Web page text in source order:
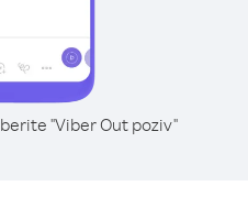
"Viber Out poziv"